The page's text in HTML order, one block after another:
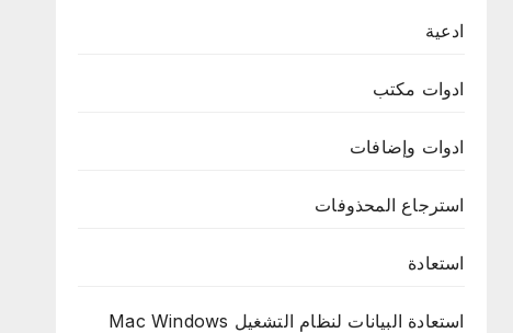
ادعية
ادوات مكتب
ادوات وإضافات
استرجاع المحذوفات
استعادة
استعادة البيانات لنظام التشغيل Mac Windows